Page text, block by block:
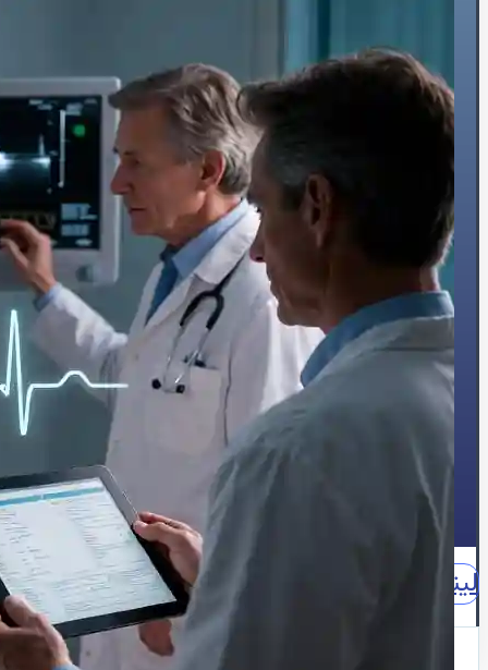
📋مدیریت درمان دارویی
🩸فشار خون
🔥درد قفسه سینه
🦠رماتیسم قلبی
🍔چربی خون
😵سنکوپ
📝بلاگ
⏰نوبت‌دهی آنلاین
👩🏻‍⚕️درباره ما
🩺دکتر محبوبه شیخ
🏥درباره کلینیک
📕زندگینامه
📃سوابق علمی و اجرایی
🥇افتخارات و تقدیرنامه‌ها
لینکدین واتساپواتساپ مشاوره